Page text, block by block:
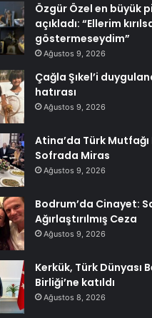
Özgür Özel en büyük
açıkladı: “Ellerim
göstermeseydim”
Ağustos 9, 2026
Çağla Şıkel’i
hatırası
Ağustos 9, 2026
Atina’da Türk Mutfağı
Sofrada Miras
Ağustos 9, 2026
Bodrum’da Cinayet:
Ağırlaştırılmış Ceza
Ağustos 9, 2026
Kerkük, Türk Dünyası
Birliği’ne katıldı
Ağustos 8, 2026